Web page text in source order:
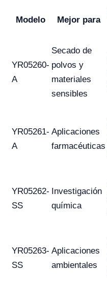
Modelo Mejor para
YR05260-
A
Secado de
polvos y
materiales
sensibles
YR05261-
A
Aplicaciones
farmacéuticas
YR05262-
SS
Investigación
química
YR05263-
SS
Aplicaciones
ambientales